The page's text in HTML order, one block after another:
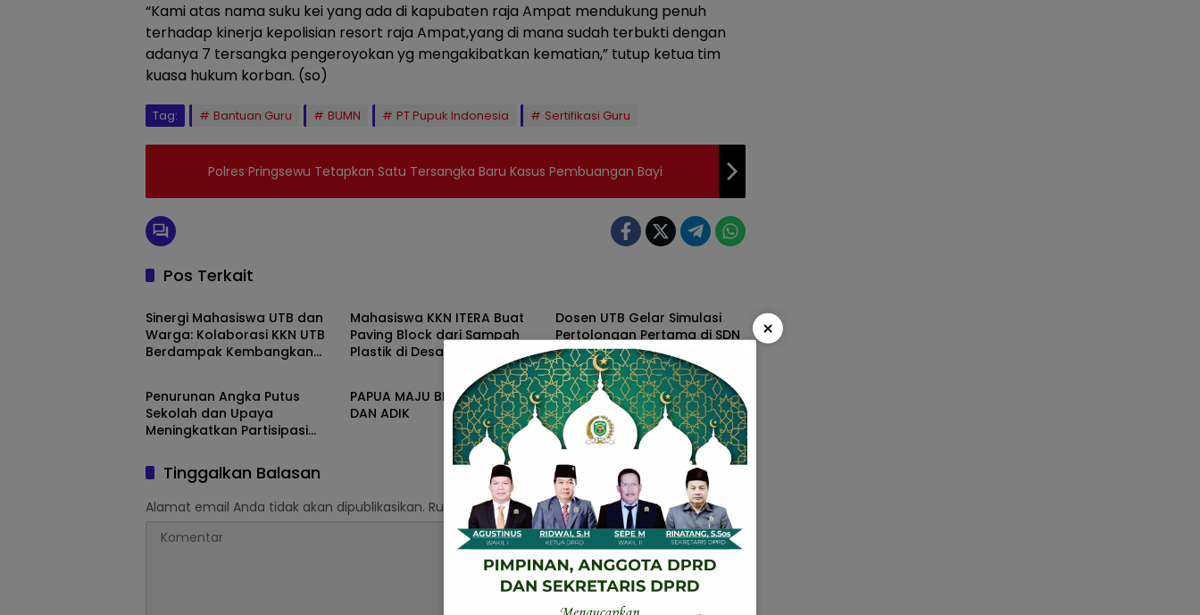
“Kami atas nama suku kei yang ada di kapubaten raja Ampat mendukung penuh
terhadap kinerja kepolisian resort raja Ampat,yang di mana sudah terbukti dengan
adanya 7 tersangka pengeroyokan yg mengakibatkan kematian,” tutup ketua tim
kuasa hukum korban. (so)
Tag: Bantuan Guru BUMN PT Pupuk Indonesia Sertifikasi Guru
Polres Pringsewu Tetapkan Satu Tersangka Baru Kasus Pembuangan Bayi
Pos Terkait
Daerah
Sinergi Mahasiswa UTB dan
Warga: Kolaborasi KKN UTB
Berdampak Kembangkan
Mahasiswa KKN ITERA Buat
Paving Block dari Sampah
Plastik di Desa Taman Baru
Dosen UTB Gelar Simulasi
Pertolongan Pertama di SDN
1 Bumi Waras
Opini
Penurunan Angka Putus
Sekolah dan Upaya
Meningkatkan Partisipasi
Nasional
PAPUA MAJU BERSAMA ADEM
DAN ADIK
Nasional
Revolusi Pendidikan: Dari
Guru Penggerak ke Kepala
Sekolah
Tinggalkan Balasan
Alamat email Anda tidak akan dipublikasikan. Ruas yang wajib ditandai*
×